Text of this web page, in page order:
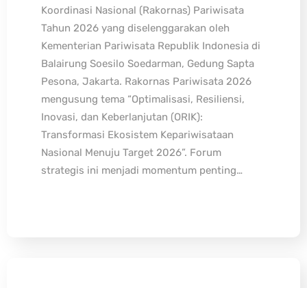
Koordinasi Nasional (Rakornas) Pariwisata
Tahun 2026 yang diselenggarakan oleh
Kementerian Pariwisata Republik Indonesia di
Balairung Soesilo Soedarman, Gedung Sapta
Pesona, Jakarta. Rakornas Pariwisata 2026
mengusung tema “Optimalisasi, Resiliensi,
Inovasi, dan Keberlanjutan (ORIK):
Transformasi Ekosistem Kepariwisataan
Nasional Menuju Target 2026”. Forum
strategis ini menjadi momentum penting…